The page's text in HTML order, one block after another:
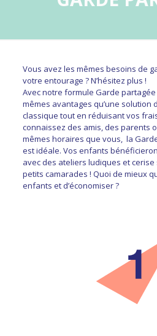
Vous avez les mêmes besoins de
votre entourage ? N’hésitez plus !
Avec notre formule Garde
mêmes avantages qu’une solution
classique tout en réduisant vos
connaissez des amis, des parents
mêmes horaires que vous, la
est idéale. Vos enfants
avec des ateliers ludiques et
petits camarades ! Quoi de mieux
enfants et d’économiser ?